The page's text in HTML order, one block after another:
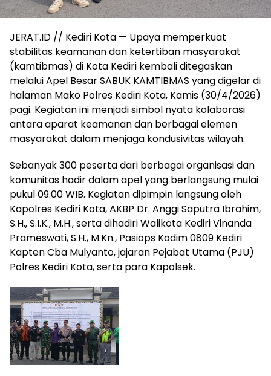
JERAT.ID // Kediri Kota — Upaya memperkuat
stabilitas keamanan dan ketertiban masyarakat
(kamtibmas) di Kota Kediri kembali ditegaskan
melalui Apel Besar SABUK KAMTIBMAS yang digelar di
halaman Mako Polres Kediri Kota, Kamis (30/4/2026)
pagi. Kegiatan ini menjadi simbol nyata kolaborasi
antara aparat keamanan dan berbagai elemen
masyarakat dalam menjaga kondusivitas wilayah.
Sebanyak 300 peserta dari berbagai organisasi dan
komunitas hadir dalam apel yang berlangsung mulai
pukul 09.00 WIB. Kegiatan dipimpin langsung oleh
Kapolres Kediri Kota, AKBP Dr. Anggi Saputra Ibrahim,
S.H., S.I.K., M.H., serta dihadiri Walikota Kediri Vinanda
Prameswati, S.H., M.Kn., Pasiops Kodim 0809 Kediri
Kapten Cba Mulyanto, jajaran Pejabat Utama (PJU)
Polres Kediri Kota, serta para Kapolsek.